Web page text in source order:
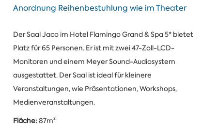
Anordnung Reihenbestuhlung wie im Theater
Der Saal Jaco im Hotel Flamingo Grand & Spa 5* bietet
Platz für 65 Personen. Er ist mit zwei 47-Zoll-LCD-
Monitoren und einem Meyer Sound-Audiosystem
ausgestattet. Der Saal ist ideal für kleinere
Veranstaltungen, wie Präsentationen, Workshops,
Medienveranstaltungen.
Fläche: 87m²